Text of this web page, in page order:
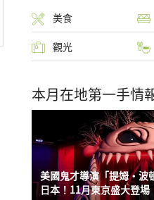
美食
觀光
本月在地第一手情
美國鬼才導演「提姆・波
日本！11月東京盛大登場